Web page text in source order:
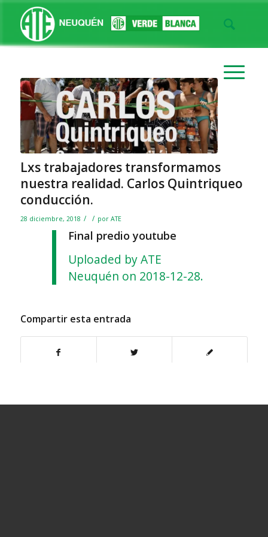
Lxs trabajadores transformamos
nuestra realidad. Carlos Quintriqueo
conducción.
28 diciembre, 2018 / / por ATE
Final predio youtube
Uploaded by ATE
Neuquén on 2018-12-28.
Compartir esta entrada